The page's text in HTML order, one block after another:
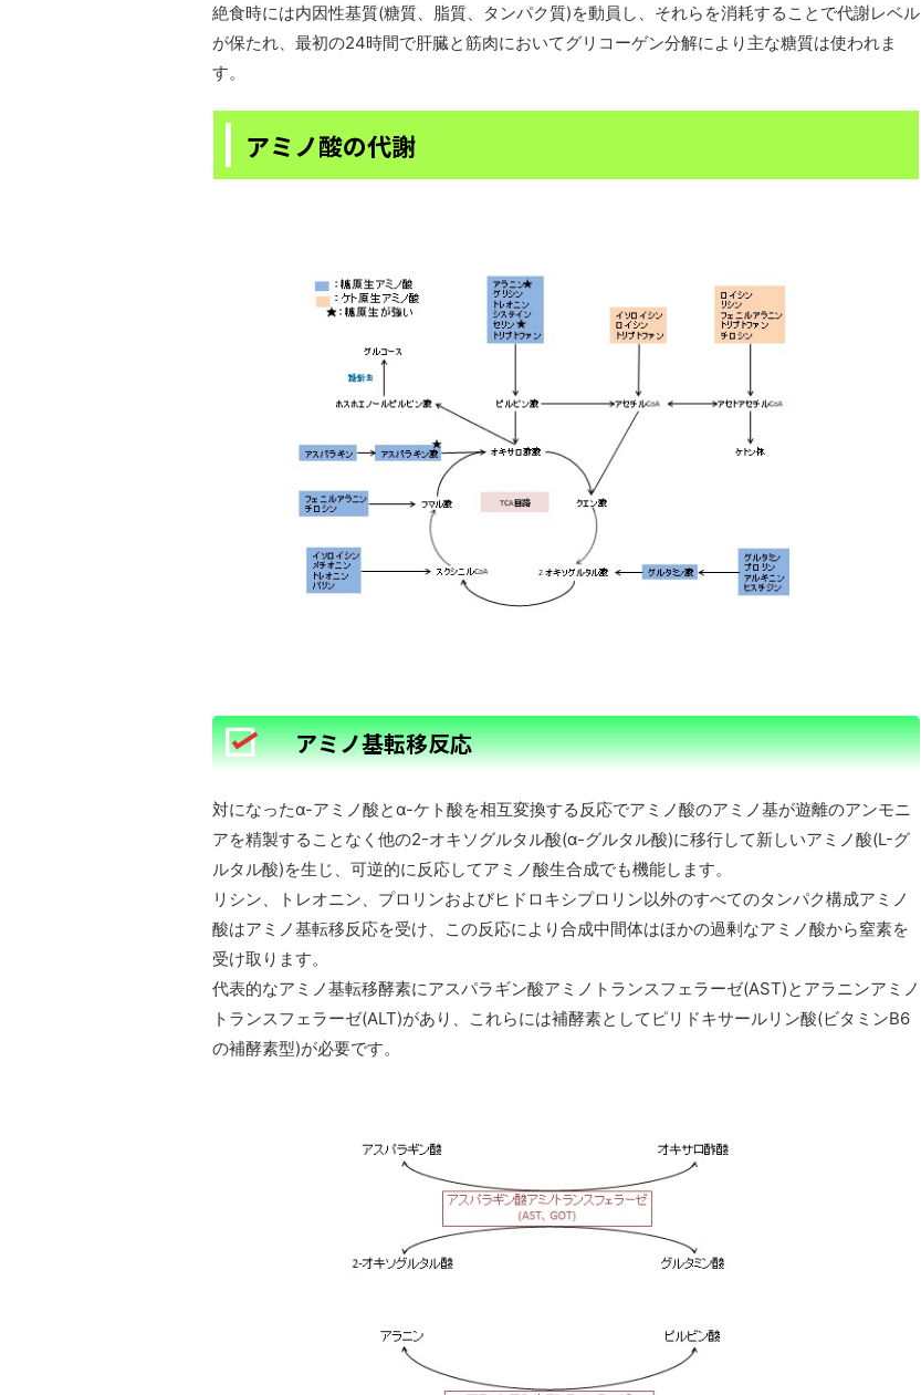
絶食時には内因性基質(糖質、脂質、タンパク質)を動員し、それらを消耗することで代謝レベル
が保たれ、最初の24時間で肝臓と筋肉においてグリコーゲン分解により主な糖質は使われま
す。
アミノ酸の代謝
アミノ基転移反応
対になったα-アミノ酸とα-ケト酸を相互変換する反応でアミノ酸のアミノ基が遊離のアンモニ
アを精製することなく他の2-オキソグルタル酸(α-グルタル酸)に移行して新しいアミノ酸(L-グ
ルタル酸)を生じ、可逆的に反応してアミノ酸生合成でも機能します。
リシン、トレオニン、プロリンおよびヒドロキシプロリン以外のすべてのタンパク構成アミノ
酸はアミノ基転移反応を受け、この反応により合成中間体はほかの過剰なアミノ酸から窒素を
受け取ります。
代表的なアミノ基転移酵素にアスパラギン酸アミノトランスフェラーゼ(AST)とアラニンアミノ
トランスフェラーゼ(ALT)があり、これらには補酵素としてピリドキサールリン酸(ビタミンB6
の補酵素型)が必要です。